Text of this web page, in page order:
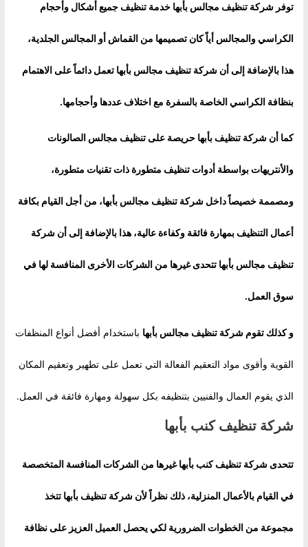
توفر شركة تنظيف مجالس بأبها خدمة تنظيف جميع أشكال وأحجام
الكراسي والمجالس أياً كان تصميمها من القماش أو المجالس الجلدية،
هذا بالإضافة إلى أن شركة تنظيف مجالس بأبها تعمل دائماً على الاهتمام
بنظافة الكراسي الخاصة بالسفرة مع اختلاف عددها وأحجامها.
كما أن شركة تنظيف بأبها حريصة على تنظيف مجالس الصالونات
والأنتريهات بواسطة أدوات تنظيف متطورة ذات تقنيات متطورة،
ومصممة خصيصاً داخل شركة تنظيف مجالس بأبها، من أجل القيام بكافة
أعمال التنظيف بمهارة فائقة وكفاءة عالية، هذا بالإضافة إلى أن شركة
تنظيف مجالس بأبها تتحدى غيرها من الشركات الأخرى المنافسة لها في
سوق العمل.
و كذلك تقومشركة تنظيف مجالس بأبها باستخدام أفضل أنواع المنظفات
القوية وأقوى مواد التعقيم الفعالة التي تعمل على تطهير وتعقيم المكان
الذي يقوم العمال والفنيين بتنظيفه بكل سهولة ومهارة فائقة في العمل.
شركة تنظيف كنب بأبها
تتحدى شركة تنظيف كنب بأبها غيرها من الشركات المنافسة المتخصصة
في القيام بالأعمال المنزلية، ذلك نظراً لأن شركة تنظيف بأبها تتخذ
مجموعة من الخطوات الضرورية لكي يحصل العميل العزيز على نظافة